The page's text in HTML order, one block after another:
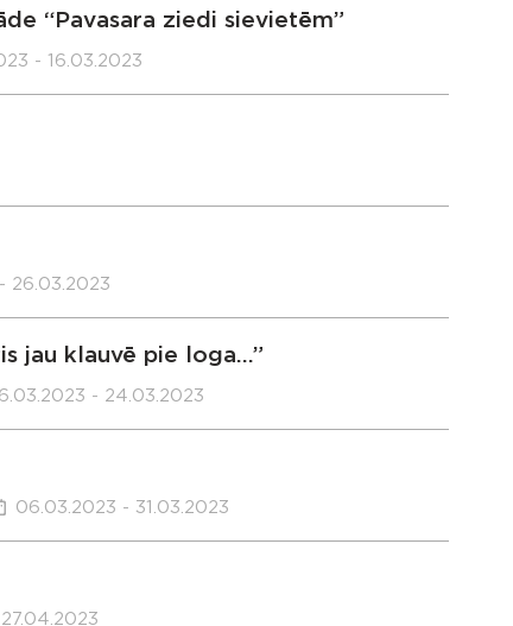
“Pavasara ziedi sievietēm”
- 16.03.2023
26.03.2023
jau klauvē pie loga…”
- 24.03.2023
06.03.2023 - 31.03.2023